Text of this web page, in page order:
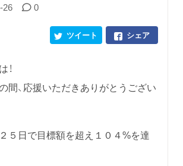
26 0
シェア
ツイート
！
間、応援いただきありがとうござい
５日で目標額を超え１０４%を達